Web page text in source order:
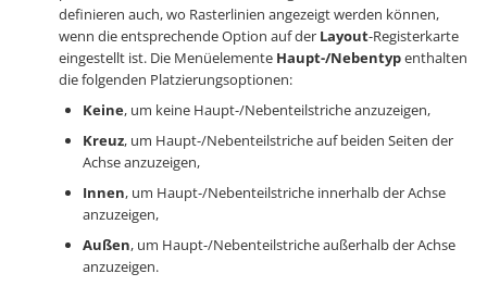
definieren auch, wo Rasterlinien angezeigt werden können,
wenn die entsprechende Option auf der Layout-Registerkarte
eingestellt ist. Die Menüelemente Haupt-/Nebentypenthalten
die folgenden Platzierungsoptionen:
Keine, um keine Haupt-/Nebenteilstriche anzuzeigen,
Kreuz, um Haupt-/Nebenteilstriche auf beiden Seiten der
Achse anzuzeigen,
Innen, um Haupt-/Nebenteilstriche innerhalb der Achse
anzuzeigen,
Außen, um Haupt-/Nebenteilstriche außerhalb der Achse
anzuzeigen.